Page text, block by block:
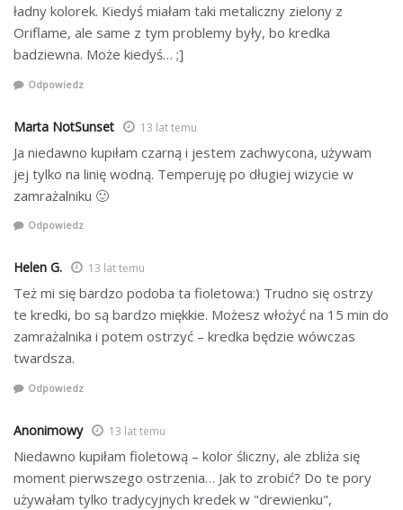
ładny kolorek. Kiedyś miałam taki metaliczny zielony z
Oriflame, ale same z tym problemy były, bo kredka
badziewna. Może kiedyś… ;]
Odpowiedz
Marta NotSunset 13 lat temu
Ja niedawno kupiłam czarną i jestem zachwycona, używam
jej tylko na linię wodną. Temperuję po długiej wizycie w
zamrażalniku 🙂
Odpowiedz
Helen G. 13 lat temu
Też mi się bardzo podoba ta fioletowa:) Trudno się ostrzy
te kredki, bo są bardzo miękkie. Możesz włożyć na 15 min do
zamrażalnika i potem ostrzyć – kredka będzie wówczas
twardsza.
Odpowiedz
Anonimowy 13 lat temu
Niedawno kupiłam fioletową – kolor śliczny, ale zbliża się
moment pierwszego ostrzenia… Jak to zrobić? Do te pory
używałam tylko tradycyjnych kredek w "drewienku",